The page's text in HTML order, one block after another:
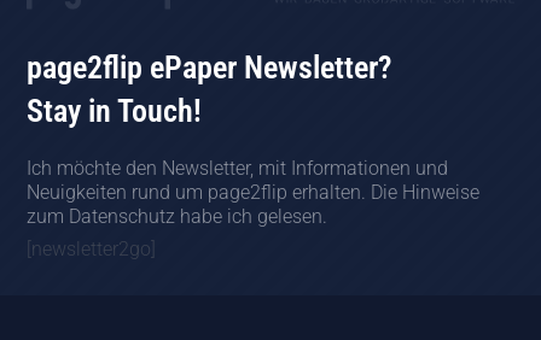
page2flip ePaper Newsletter?
Stay in Touch!
Ich möchte den Newsletter, mit Informationen und
Neuigkeiten rund um page2flip erhalten. Die Hinweise
zum Datenschutz habe ich gelesen.
[newsletter2go]